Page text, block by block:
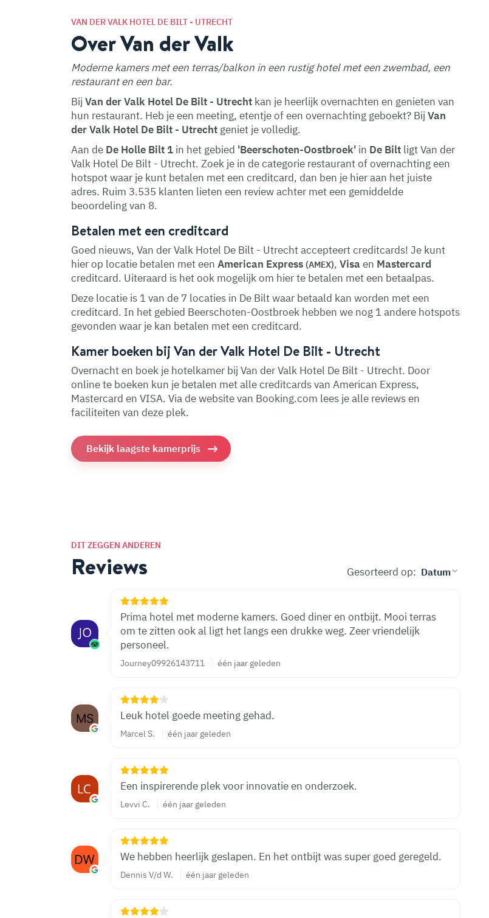
VAN DER VALK HOTEL DE BILT - UTRECHT
Over Van der Valk
Moderne kamers met een terras/balkon in een rustig hotel met een zwembad, een
restaurant en een bar.
Bij Van der Valk Hotel De Bilt - Utrecht kan je heerlijk overnachten en genieten van
hun restaurant. Heb je een meeting, etentje of een overnachting geboekt? Bij Van
der Valk Hotel De Bilt - Utrecht geniet je volledig.
Aan de De Holle Bilt 1 in het gebied 'Beerschoten-Oostbroek' in De Bilt ligt Van der
Valk Hotel De Bilt - Utrecht. Zoek je in de categorie restaurant of overnachting een
hotspot waar je kunt betalen met een creditcard, dan ben je hier aan het juiste
adres. Ruim 3.535 klanten lieten een review achter met een gemiddelde
beoordeling van 8.
Betalen met een creditcard
Goed nieuws, Van der Valk Hotel De Bilt - Utrecht accepteert creditcards! Je kunt
hier op locatie betalen met een American Express (AMEX), Visa en Mastercard
creditcard. Uiteraard is het ook mogelijk om hier te betalen met een betaalpas.
Deze locatie is 1 van de 7 locaties in De Bilt waar betaald kan worden met een
creditcard. In het gebied Beerschoten-Oostbroek hebben we nog 1 andere hotspots
gevonden waar je kan betalen met een creditcard.
Kamer boeken bij Van der Valk Hotel De Bilt - Utrecht
Overnacht en boek je hotelkamer bij Van der Valk Hotel De Bilt - Utrecht. Door
online te boeken kun je betalen met alle creditcards van American Express,
Mastercard en VISA. Via de website van Booking.com lees je alle reviews en
faciliteiten van deze plek.
Bekijk laagste kamerprijs
DIT ZEGGEN ANDEREN
Reviews Gesorteerd op:
Prima hotel met moderne kamers. Goed diner en ontbijt. Mooi terras
om te zitten ook al ligt het langs een drukke weg. Zeer vriendelijk
personeel.
Journey09926143711 één jaar geleden
Leuk hotel goede meeting gehad.
Marcel S. één jaar geleden
Een inspirerende plek voor innovatie en onderzoek.
Levvi C. één jaar geleden
We hebben heerlijk geslapen. En het ontbijt was super goed geregeld.
Dennis V/d W. één jaar geleden